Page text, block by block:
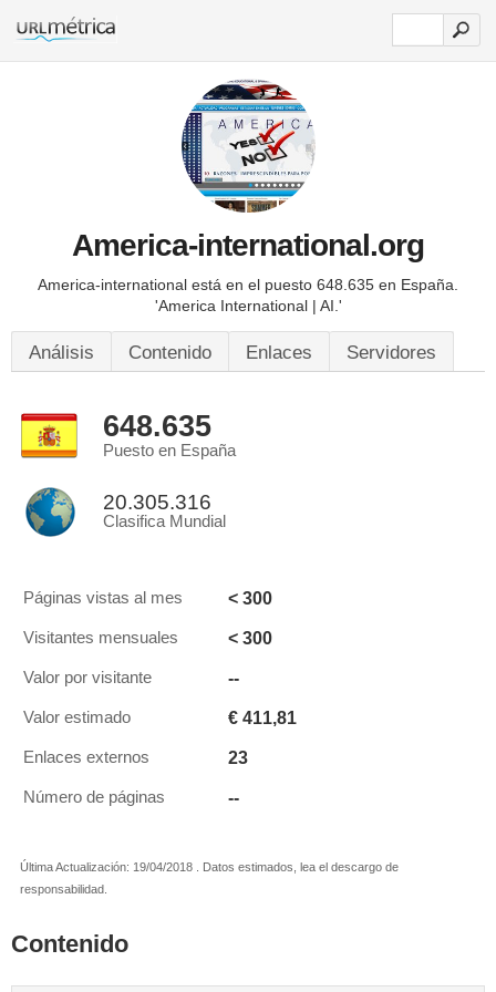
America-international.org
America-international está en el puesto 648.635 en España.
'America International | AI.'
Análisis Contenido Enlaces Servidores
648.635
Puesto en España
20.305.316
Clasifica Mundial
Páginas vistas al mes < 300
Visitantes mensuales < 300
Valor por visitante --
Valor estimado € 411,81
Enlaces externos 23
Número de páginas --
Última Actualización: 19/04/2018 . Datos estimados, lea el descargo de
responsabilidad.
Contenido